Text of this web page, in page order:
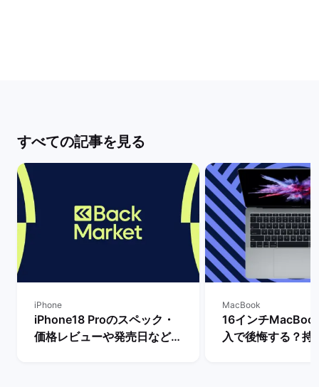
すべての記事を見る
iPhone
iPhone18 Proのスペック・
価格レビューや発売日など最
MacBook
16インチ
入で後悔する？持